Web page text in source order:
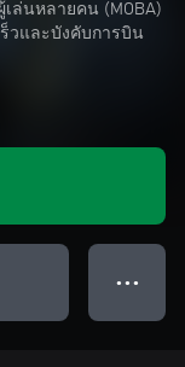
ล่นหลายคน (MOBA)
วและบังคับการบิน
● ● ●